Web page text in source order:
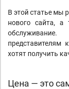
В этой статье мы
нового сайта, а
хотят получить
Цена — это